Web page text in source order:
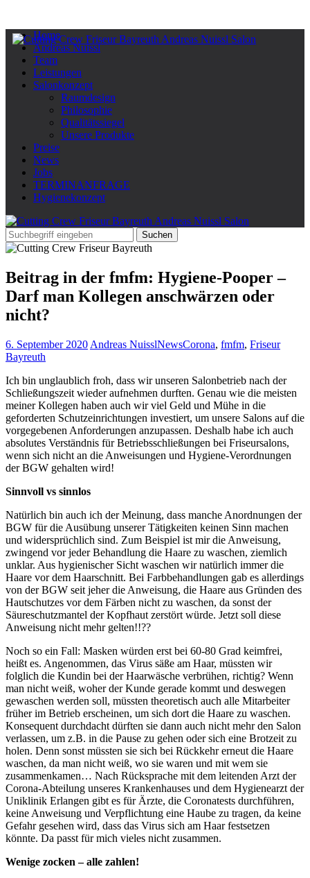
Home
Andreas Nuissl
Team
Leistungen
Salonkonzept
Raumdesign
Philosophie
Qualitätssiegel
Unsere Produkte
Preise
News
Jobs
TERMINANFRAGE
Hygienekonzept
Beitrag in der fmfm: Hygiene-Pooper –
Darf man Kollegen anschwärzen oder
nicht?
6. September 2020 Andreas NuisslNewsCorona, fmfm, Friseur
Bayreuth
Ich bin unglaublich froh, dass wir unseren Salonbetrieb nach der
Schließungszeit wieder aufnehmen durften. Genau wie die meisten
meiner Kollegen haben auch wir viel Geld und Mühe in die
geforderten Schutzeinrichtungen investiert, um unsere Salons auf die
vorgegebenen Anforderungen anzupassen. Deshalb habe ich auch
absolutes Verständnis für Betriebsschließungen bei Friseursalons,
wenn sich nicht an die Anweisungen und Hygiene-Verordnungen
der BGW gehalten wird!
Sinnvoll vs sinnlos
Natürlich bin auch ich der Meinung, dass manche Anordnungen der
BGW für die Ausübung unserer Tätigkeiten keinen Sinn machen
und widersprüchlich sind. Zum Beispiel ist mir die Anweisung,
zwingend vor jeder Behandlung die Haare zu waschen, ziemlich
unklar. Aus hygienischer Sicht waschen wir natürlich immer die
Haare vor dem Haarschnitt. Bei Farbbehandlungen gab es allerdings
von der BGW seit jeher die Anweisung, die Haare aus Gründen des
Hautschutzes vor dem Färben nicht zu waschen, da sonst der
Säureschutzmantel der Kopfhaut zerstört würde. Jetzt soll diese
Anweisung nicht mehr gelten!!??
Noch so ein Fall: Masken würden erst bei 60-80 Grad keimfrei,
heißt es. Angenommen, das Virus säße am Haar, müssten wir
folglich die Kundin bei der Haarwäsche verbrühen, richtig? Wenn
man nicht weiß, woher der Kunde gerade kommt und deswegen
gewaschen werden soll, müssten theoretisch auch alle Mitarbeiter
früher im Betrieb erscheinen, um sich dort die Haare zu waschen.
Konsequent durchdacht dürften sie dann auch nicht mehr den Salon
verlassen, um z.B. in die Pause zu gehen oder sich eine Brotzeit zu
holen. Denn sonst müssten sie sich bei Rückkehr erneut die Haare
waschen, da man nicht weiß, wo sie waren und mit wem sie
zusammenkamen… Nach Rücksprache mit dem leitenden Arzt der
Corona-Abteilung unseres Krankenhauses und dem Hygienearzt der
Uniklinik Erlangen gibt es für Ärzte, die Coronatests durchführen,
keine Anweisung und Verpflichtung eine Haube zu tragen, da keine
Gefahr gesehen wird, dass das Virus sich am Haar festsetzen
könnte. Da passt für mich vieles nicht zusammen.
Wenige zocken – alle zahlen!